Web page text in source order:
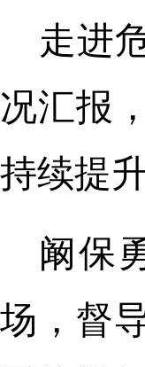
走进
况汇报
持续提
阚保
场，督